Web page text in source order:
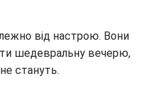
від настрою. Вони
шедевральну вечерю,
стануть.